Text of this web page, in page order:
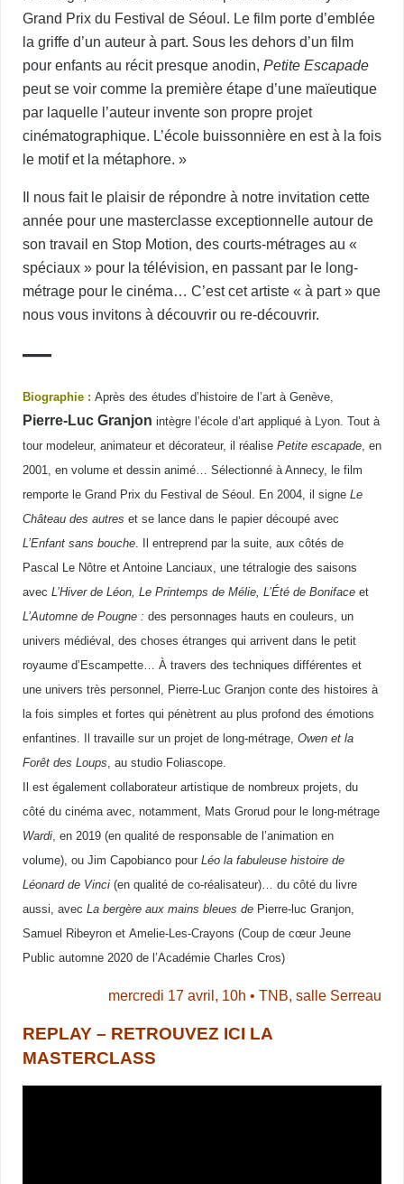
Grand Prix du Festival de Séoul. Le film porte d’emblée
la griffe d’un auteur à part. Sous les dehors d’un film
pour enfants au récit presque anodin, Petite Escapade
peut se voir comme la première étape d’une maïeutique
par laquelle l’auteur invente son propre projet
cinématographique. L’école buissonnière en est à la fois
le motif et la métaphore. »
Il nous fait le plaisir de répondre à notre invitation cette
année pour une masterclasse exceptionnelle autour de
son travail en Stop Motion, des courts-métrages au «
spéciaux » pour la télévision, en passant par le long-
métrage pour le cinéma… C’est cet artiste « à part » que
nous vous invitons à découvrir ou re-découvrir.
—
Biographie : Après des études d’histoire de l’art à Genève,
Pierre-Luc Granjon intègre l’école d’art appliqué à Lyon. Tout à
tour modeleur, animateur et décorateur, il réalise Petite escapade, en
2001, en volume et dessin animé… Sélectionné à Annecy, le film
remporte le Grand Prix du Festival de Séoul. En 2004, il signe Le
Château des autres et se lance dans le papier découpé avec
L’Enfant sans bouche. Il entreprend par la suite, aux côtés de
Pascal Le Nôtre et Antoine Lanciaux, une tétralogie des saisons
avec L’Hiver de Léon, Le Printemps de Mélie, L’Été de Boniface et
L’Automne de Pougne : des personnages hauts en couleurs, un
univers médiéval, des choses étranges qui arrivent dans le petit
royaume d’Escampette… À travers des techniques différentes et
une univers très personnel, Pierre-Luc Granjon conte des histoires à
la fois simples et fortes qui pénètrent au plus profond des émotions
enfantines. Il travaille sur un projet de long-métrage, Owen et la
Forêt des Loups, au studio Foliascope.
Il est également collaborateur artistique de nombreux projets, du
côté du cinéma avec, notamment, Mats Grorud pour le long-métrage
Wardi, en 2019 (en qualité de responsable de l’animation en
volume), ou Jim Capobianco pour Léo la fabuleuse histoire de
Léonard de Vinci (en qualité de co-réalisateur)… du côté du livre
aussi, avec La bergère aux mains bleues de Pierre-luc Granjon,
Samuel Ribeyron et Amelie-Les-Crayons (Coup de cœur Jeune
Public automne 2020 de l’Académie Charles Cros)
mercredi 17 avril, 10h • TNB, salle Serreau
REPLAY – RETROUVEZ ICI LA
MASTERCLASS